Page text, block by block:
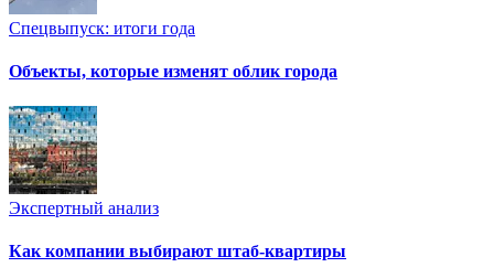
Спецвыпуск: итоги года
Объекты, которые изменят облик города
Экспертный анализ
Как компании выбирают штаб-квартиры